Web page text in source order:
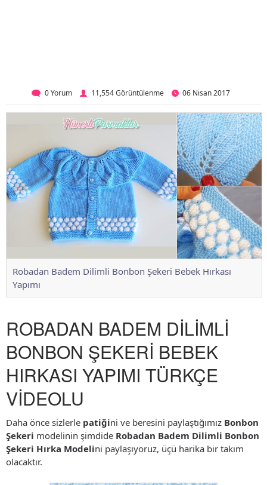
0 Yorum 11,554 Görüntülenme 06 Nisan 2017
Robadan Badem Dilimli Bonbon Şekeri Bebek Hırkası
Yapımı
ROBADAN BADEM DİLİMLİ
BONBON ŞEKERİ BEBEK
HIRKASI YAPIMI TÜRKÇE
VİDEOLU
Daha önce sizlerle patiğini ve beresini paylaştığımız Bonbon
Şekeri modelinin şimdide Robadan Badem Dilimli Bonbon
Şekeri Hırka Modelini paylaşıyoruz, üçü harika bir takım
olacaktır.